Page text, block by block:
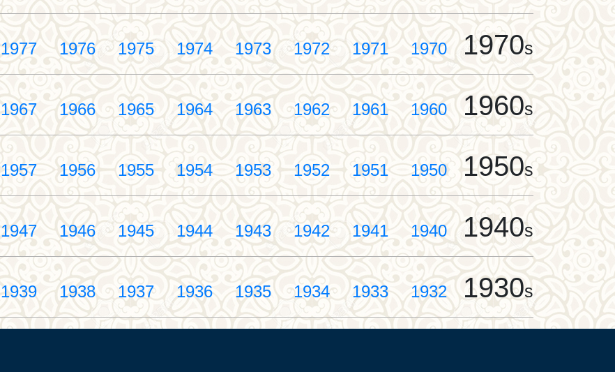
1970s
1970
1971
1972
1973
1974
1975
1976
1977
1960s
1960
1961
1962
1963
1964
1965
1966
1967
1950s
1950
1951
1952
1953
1954
1955
1956
1957
1940s
1940
1941
1942
1943
1944
1945
1946
1947
1930s
1932
1933
1934
1935
1936
1937
1938
1939